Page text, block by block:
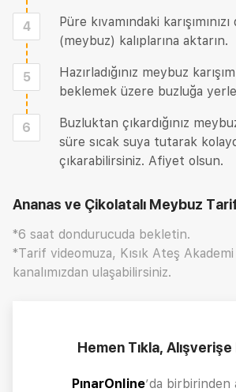
4
Püre kıvamındaki
(meybuz) kalıplarına aktarın.
5
Hazırladığınız meybuz
beklemek üzere buzluğa
6
Buzluktan çıkardığınız
süre sıcak suya tutarak
çıkarabilirsiniz. Afiyet olsun.
Ananas ve Çikolatalı Meybuz
*6 saat dondurucuda bekletin.
*Tarif videomuza, Kısık Ateş
kanalımızdan ulaşabilirsiniz.
Hemen Tıkla,
PınarOnline’da birbirinden